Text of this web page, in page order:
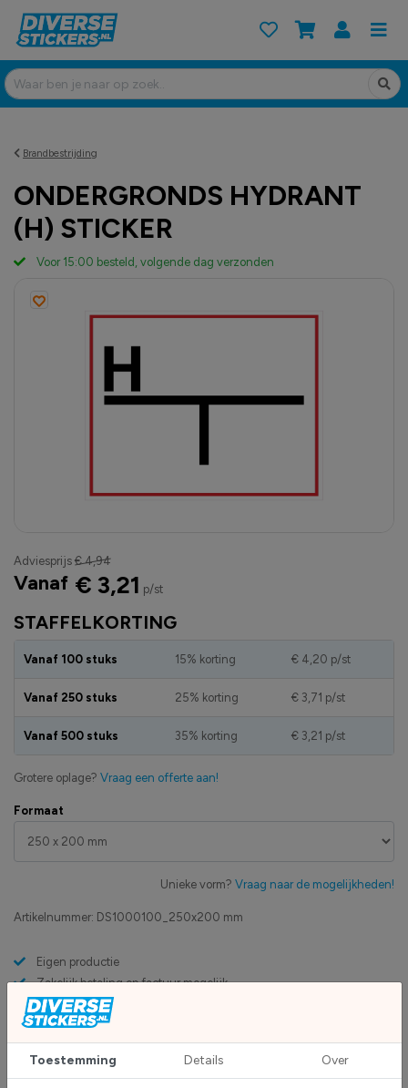
Brandbestrijding
ONDERGRONDS HYDRANT
(H) STICKER
Artikelnummer: DS1000100_250x200 mm
Eigen productie
Zakelijk betaling op factuur mogelijk
Levensduur 5 jaar
Uv-bestendig & weersbestendigheid
High-tack folie met maximale grip
Formaat
Unieke vorm? Vraag naar de mogelijkheden!
STAFFELKORTING
Vanaf 100 stuks 15% korting € 4,20 p/st
Vanaf 250 stuks 25% korting € 3,71 p/st
Vanaf 500 stuks 35% korting € 3,21 p/st
Grotere oplage? Vraag een offerte aan!
Adviesprijs € 4,94
Vanaf € 3,21 p/st
Voor 15:00 besteld, volgende dag verzonden
Toestemming Details Over